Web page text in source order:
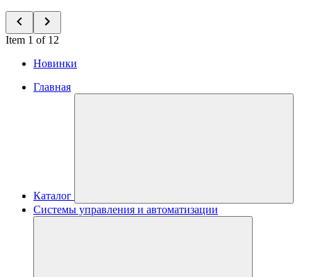
Item 1 of 12
Новинки
Главная
Каталог
Системы управления и автоматизации